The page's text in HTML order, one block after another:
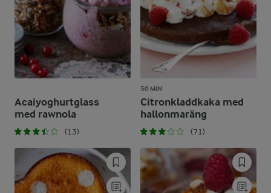
Acaiyoghurtglass
med rawnola
(13)
50 MIN
Citronkladdkaka med
hallonmaräng
(71)